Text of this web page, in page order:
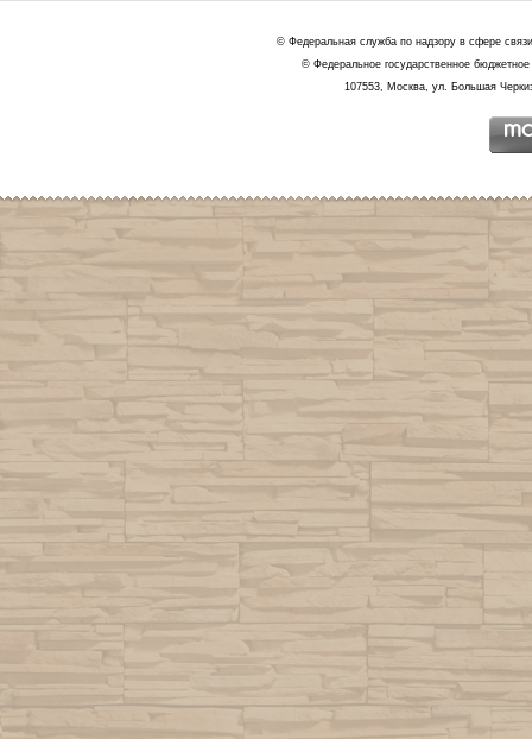
© Федеральная служба по надзору в сфере
© Федеральное государственное
107553, Москва, ул. Большая